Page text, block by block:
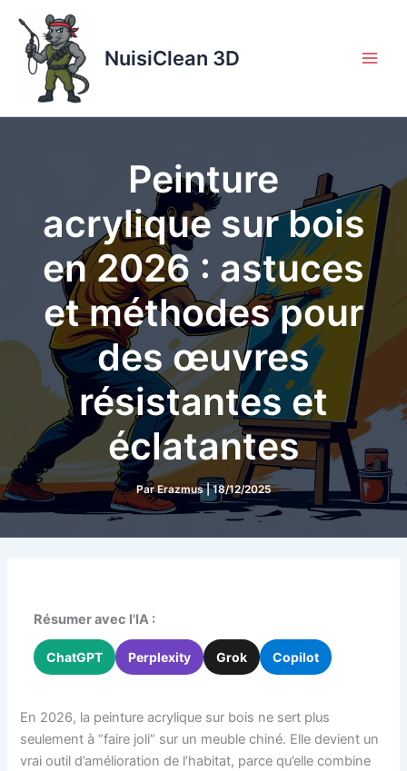
contenu
NuisiClean 3D
Peinture
acrylique sur bois
en 2026 : astuces
et méthodes pour
des œuvres
résistantes et
éclatantes
ParErazmus|18/12/2025
Résumer avec l'IA :
ChatGPT Perplexity Grok Copilot
En 2026, la peinture acrylique sur bois ne sert plus
seulement à “faire joli” sur un meuble chiné. Elle devient un
vrai outil d’amélioration de l’habitat, parce qu’elle combine